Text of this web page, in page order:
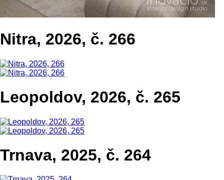
Nitra, 2026, č. 266
Leopoldov, 2026, č. 265
Trnava, 2025, č. 264